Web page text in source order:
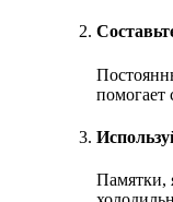
помогает
Памятки,